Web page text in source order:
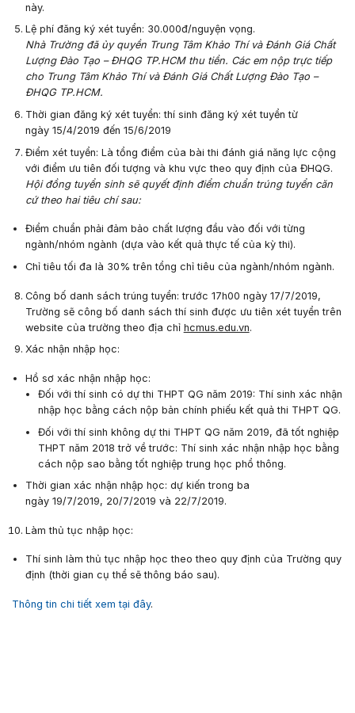
này.
Lệ phí đăng ký xét tuyển: 30.000đ/nguyện vọng.
Nhà Trường đã ủy quyền Trung Tâm Khảo Thí và Đánh Giá Chất
Lượng Đào Tạo – ĐHQG TP.HCM thu tiền. Các em nộp trực tiếp
cho Trung Tâm Khảo Thí và Đánh Giá Chất Lượng Đào Tạo –
ĐHQG TP.HCM.
Thời gian đăng ký xét tuyển:thí sinh đăng ký xét tuyển từ
ngày 15/4/2019 đến 15/6/2019
Điểm xét tuyển: Là tổng điểm của bài thi đánh giá năng lực cộng
với điểm ưu tiên đối tượng và khu vực theo quy định của ĐHQG.
Hội đồng tuyển sinh sẽ quyết định điểm chuẩn trúng tuyển căn
cứ theo hai tiêu chí sau:
Điểm chuẩn phải đảm bảo chất lượng đầu vào đối với từng
ngành/nhóm ngành (dựa vào kết quả thực tế của kỳ thi).
Chỉ tiêu tối đa là 30% trên tổng chỉ tiêu của ngành/nhóm ngành.
Công bố danh sách trúng tuyển: trước 17h00 ngày17/7/2019,
Trường sẽ công bố danh sách thí sinh được ưu tiên xét tuyển trên
website của trường theo địa chỉ hcmus.edu.vn.
Xác nhận nhập học:
Hồ sơ xác nhận nhập học:
Đối với thí sinh có dự thi THPT QG năm 2019: Thí sinh xác nhận
nhập học bằng cách nộp bản chính phiếu kết quả thi THPT QG.
Đối với thí sinh không dự thi THPT QG năm 2019, đã tốt nghiệp
THPT năm 2018 trở về trước: Thí sinh xác nhận nhập học bằng
cách nộp sao bằng tốt nghiệp trung học phổ thông.
Thời gian xác nhận nhập học: dự kiến trong ba
ngày 19/7/2019, 20/7/2019 và 22/7/2019.
L àm thủ tục nhập học:
Thí sinh làm thủ tục nhập học theo theo quy định của Trường quy
định (thời gian cụ thể sẽ thông báo sau).
Thông tin chi tiết xem tại đây.